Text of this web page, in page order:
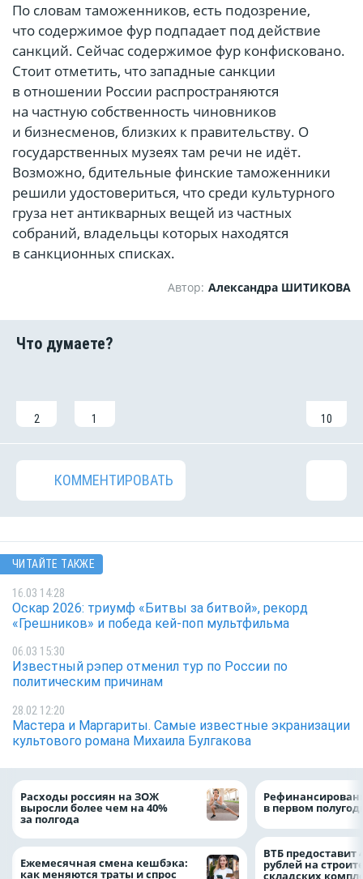
По словам таможенников, есть подозрение,
что содержимое фур подпадает под действие
санкций. Сейчас содержимое фур конфисковано.
Стоит отметить, что западные санкции
в отношении России распространяются
на частную собственность чиновников
и бизнесменов, близких к правительству. О
государственных музеях там речи не идёт.
Возможно, бдительные финские таможенники
решили удостовериться, что среди культурного
груза нет антикварных вещей из частных
собраний, владельцы которых находятся
в санкционных списках.
Автор: Александра ШИТИКОВА
2 1 10
КОММЕНТИРОВАТЬ
ЧИТАЙТЕ ТАКЖЕ
16.03 14:28
Оскар 2026: триумф «Битвы за битвой», рекорд
«Грешников» и победа кей-поп мультфильма
06.03 15:30
Известный рэпер отменил тур по России по
политическим причинам
28.02 12:20
Мастера и Маргариты. Самые известные экранизации
культового романа Михаила Булгакова
Расходы россиян на ЗОЖ
выросли более чем на 40%
за полгода
Ежемесячная смена кешбэка:
как меняются траты и спрос
в первом
ВТБ предоставит
рублей на
складских